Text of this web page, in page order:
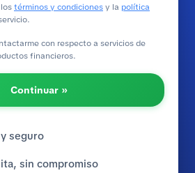
términos y condicionesy la política
con respecto a servicios de
financieros.
Continuar »
seguro
sin compromiso